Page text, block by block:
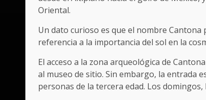
Oriental.
Un dato curioso es que el nombre Cantona
referencia a la importancia del sol en la
El acceso a la zona arqueológica de
al museo de sitio. Sin embargo, la entrada
personas de la tercera edad. Los